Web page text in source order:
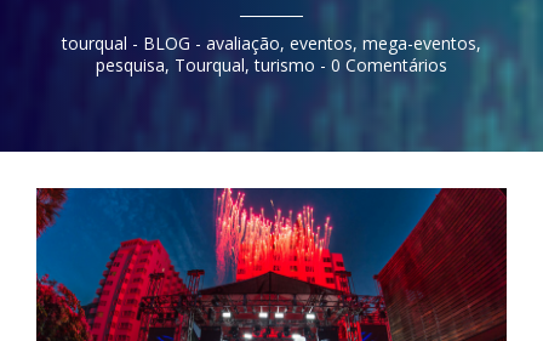
tourqual - BLOG - avaliação, eventos, mega-eventos,
pesquisa, Tourqual,turismo - 0 Comentários